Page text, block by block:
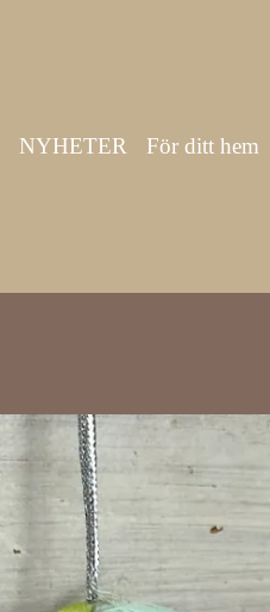
NYHETER För ditt hem